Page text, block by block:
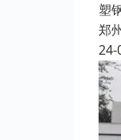
塑
郑
24-